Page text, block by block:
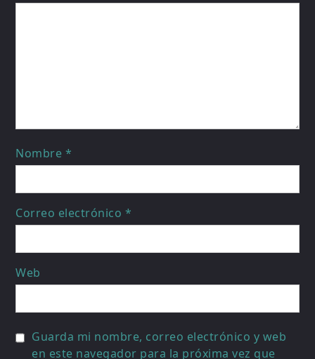
Nombre *
Correo electrónico *
Web
Guarda mi nombre, correo electrónico y web
en este navegador para la próxima vez que